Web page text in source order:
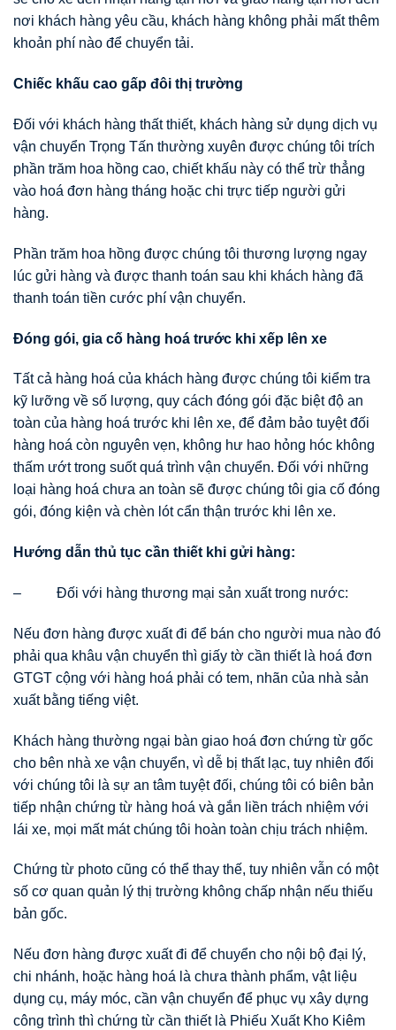
nơi khách hàng yêu cầu, khách hàng không phải mất thêm
khoản phí nào để chuyển tải.
Chiếc khấu cao gấp đôi thị trường
Đối với khách hàng thất thiết, khách hàng sử dụng dịch vụ
vận chuyển Trọng Tấn thường xuyên được chúng tôi trích
phần trăm hoa hồng cao, chiết khấu này có thể trừ thẳng
vào hoá đơn hàng tháng hoặc chi trực tiếp người gửi
hàng.
Phần trăm hoa hồng được chúng tôi thương lượng ngay
lúc gửi hàng và được thanh toán sau khi khách hàng đã
thanh toán tiền cước phí vận chuyển.
Đóng gói, gia cố hàng hoá trước khi xếp lên xe
Tất cả hàng hoá của khách hàng được chúng tôi kiểm tra
kỹ lưỡng về số lượng, quy cách đóng gói đặc biệt độ an
toàn của hàng hoá trước khi lên xe, để đảm bảo tuyệt đối
hàng hoá còn nguyên vẹn, không hư hao hỏng hóc không
thấm ướt trong suốt quá trình vận chuyển. Đối với những
loại hàng hoá chưa an toàn sẽ được chúng tôi gia cố đóng
gói, đóng kiện và chèn lót cẩn thận trước khi lên xe.
Hướng dẫn thủ tục cần thiết khi gửi hàng:
– Đối với hàng thương mại sản xuất trong nước:
Nếu đơn hàng được xuất đi để bán cho người mua nào đó
phải qua khâu vận chuyển thì giấy tờ cần thiết là hoá đơn
GTGT cộng với hàng hoá phải có tem, nhãn của nhà sản
xuất bằng tiếng việt.
Khách hàng thường ngại bàn giao hoá đơn chứng từ gốc
cho bên nhà xe vận chuyển, vì dễ bị thất lạc, tuy nhiên đối
với chúng tôi là sự an tâm tuyệt đối, chúng tôi có biên bản
tiếp nhận chứng từ hàng hoá và gắn liền trách nhiệm với
lái xe, mọi mất mát chúng tôi hoàn toàn chịu trách nhiệm.
Chứng từ photo cũng có thể thay thế, tuy nhiên vẫn có một
số cơ quan quản lý thị trường không chấp nhận nếu thiếu
bản gốc.
Nếu đơn hàng được xuất đi để chuyển cho nội bộ đại lý,
chi nhánh, hoặc hàng hoá là chưa thành phẩm, vật liệu
dụng cụ, máy móc, cần vận chuyển để phục vụ xây dựng
công trình thì chứng từ cần thiết là Phiếu Xuất Kho Kiêm